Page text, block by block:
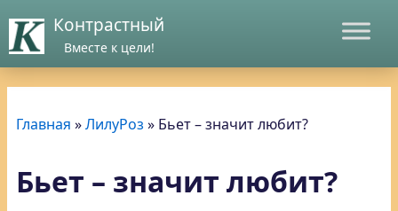
Контрастный
Вместе к цели!
Главная »ЛилуРоз » Бьет – значит любит?
Бьет – значит любит?